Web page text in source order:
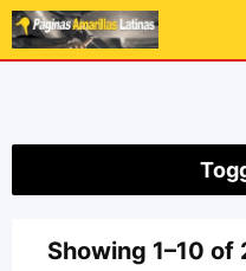
Skip
to
Showing 1–10